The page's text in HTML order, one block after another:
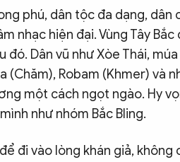
phú, dân tộc đa dạng, dân
nhạc hiện đại. Vùng Tây
đó. Dân vũ như Xòe Thái,
(Chăm), Robam (Khmer) và
một cách ngọt ngào. Hy
như nhóm Bắc Bling.
đi vào lòng khán giả,